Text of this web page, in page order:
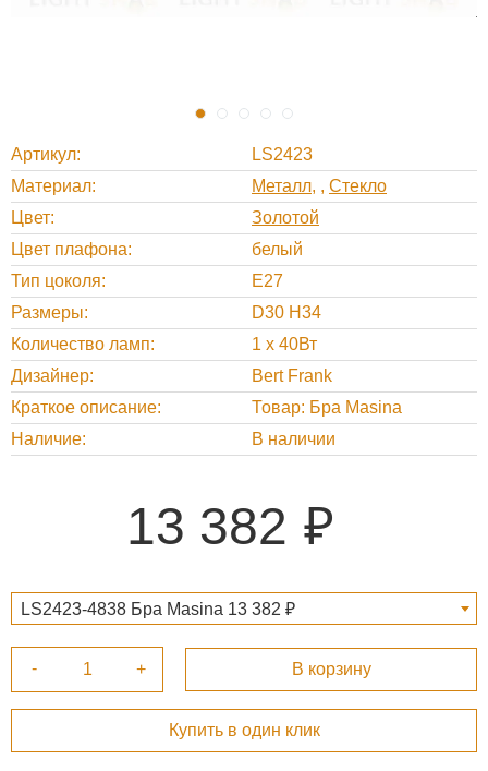
Артикул
LS2423
Материал
Металл , Стекло
Цвет
Золотой
Цвет плафона
белый
Тип цоколя
E27
Размеры
D30 H34
Количество ламп
1 x 40Вт
Дизайнер
Bert Frank
Краткое описание
Товар: Бра Masina
Наличие
В наличии
13 382
LS2423-4838 Бра Masina 13 382 ₽